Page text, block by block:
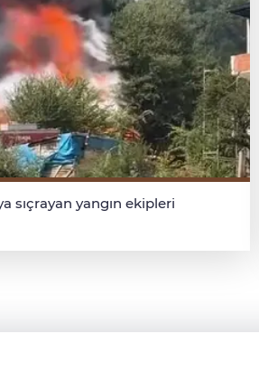
sıçrayan yangın ekipleri